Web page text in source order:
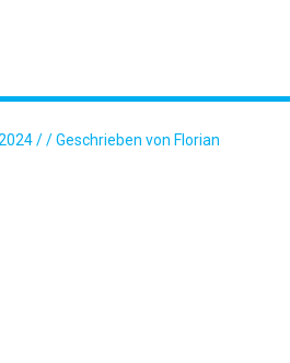
/ / Geschrieben von Florian